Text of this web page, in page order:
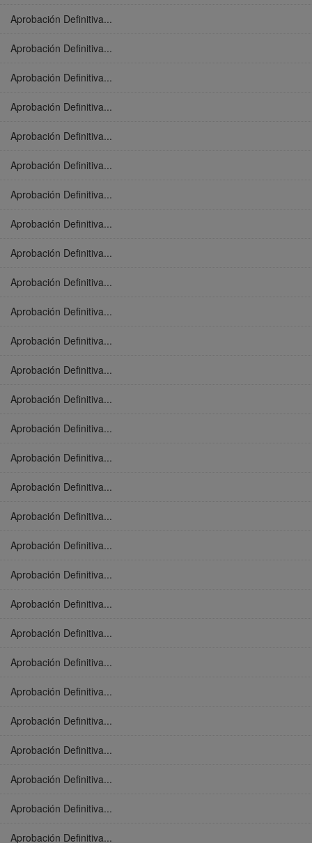
Aprobación Definitiva...
Aprobación Definitiva...
Aprobación Definitiva...
Aprobación Definitiva...
Aprobación Definitiva...
Aprobación Definitiva...
Aprobación Definitiva...
Aprobación Definitiva...
Aprobación Definitiva...
Aprobación Definitiva...
Aprobación Definitiva...
Aprobación Definitiva...
Aprobación Definitiva...
Aprobación Definitiva...
Aprobación Definitiva...
Aprobación Definitiva...
Aprobación Definitiva...
Aprobación Definitiva...
Aprobación Definitiva...
Aprobación Definitiva...
Aprobación Definitiva...
Aprobación Definitiva...
Aprobación Definitiva...
Aprobación Definitiva...
Aprobación Definitiva...
Aprobación Definitiva...
Aprobación Definitiva...
Aprobación Definitiva...
Aprobación Definitiva...